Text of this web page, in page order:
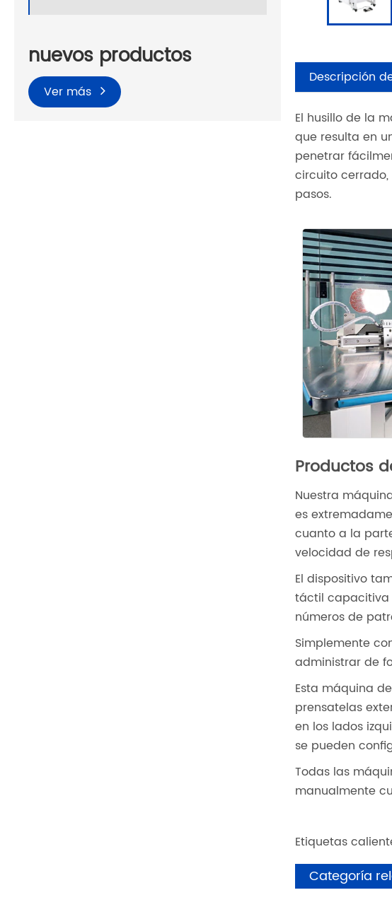
nuevos productos
Ver más
Descripción
El husillo de la
que resulta en
penetrar
circuito
pasos.
Productos
Nuestra
es
cuanto a la
velocidad de
El dispositivo
táctil capacitiva
números de
Simplemente
administrar de
Esta máquina
prensatelas
en los lados
se pueden
Todas las
manualmente
Etiquetas
Categoría